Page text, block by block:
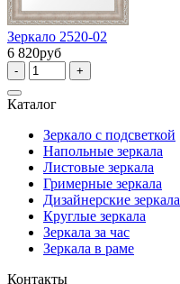
Зеркало 2520-02
6 820руб
- +
Каталог
Зеркало с подсветкой
Напольные зеркала
Листовые зеркала
Гримерные зеркала
Дизайнерские зеркала
Круглые зеркала
Зеркала за час
Зеркала в раме
Контакты